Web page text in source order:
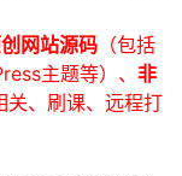
网站源码 （包括
主题等）、 非
关、刷课、远程打